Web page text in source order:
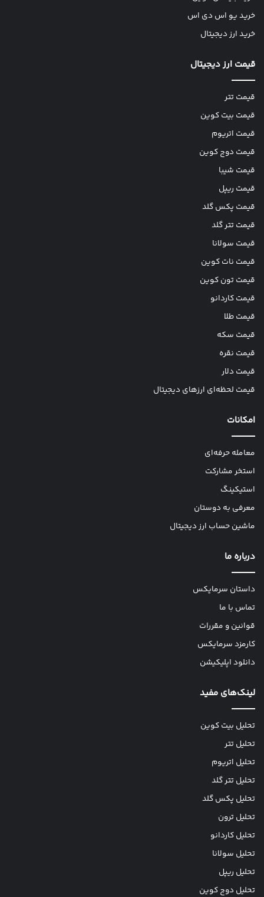
خرید یو اس دی اس
خرید ارز دیجیتال
قیمت ارز دیجیتال
قیمت تتر
قیمت بیت کوین
قیمت اتریوم
قیمت دوج کوین
قیمت شیبا
قیمت ریپل
قیمت پکس گلد
قیمت تتر گلد
قیمت سولانا
قیمت نات کوین
قیمت تون کوین
قیمت کاردانو
قیمت طلا
قیمت سکه
قیمت نقره
قیمت دلار
قیمت لحظه‌ای ارزهای دیجیتال
امکانات
معامله حرفه‌ای
استخر مشارکت
استیکینگ
معرفی به دوستان
ماشین حساب ارز دیجیتال
درباره ما
داستان سرمایکس
تماس با ما
قوانین و مقررات
کارمزد سرمایکس
دانلود اپلیکیشن
لینک‌های مفید
تحلیل بیت کوین
تحلیل تتر
تحلیل اتریوم
تحلیل تتر گلد
تحلیل پکس گلد
تحلیل ترون
تحلیل کاردانو
تحلیل سولانا
تحلیل ریپل
تحلیل دوج کوین